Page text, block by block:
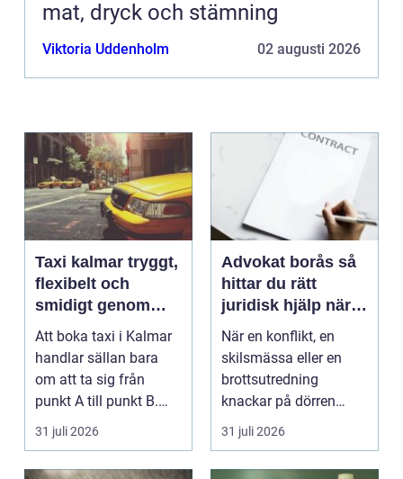
mat, dryck och stämning
Viktoria Uddenholm 02 augusti 2026
Taxi kalmar tryggt,
flexibelt och
smidigt genom
hela resan
Att boka taxi i Kalmar
handlar sällan bara
om att ta sig från
punkt A till punkt B.
För många är res...
31 juli 2026
Advokat borås så
hittar du rätt
juridisk hjälp när
livet krånglar
När en konflikt, en
skilsmässa eller en
brottsutredning
knackar på dörren
förändras vardagen
snabbt....
31 juli 2026